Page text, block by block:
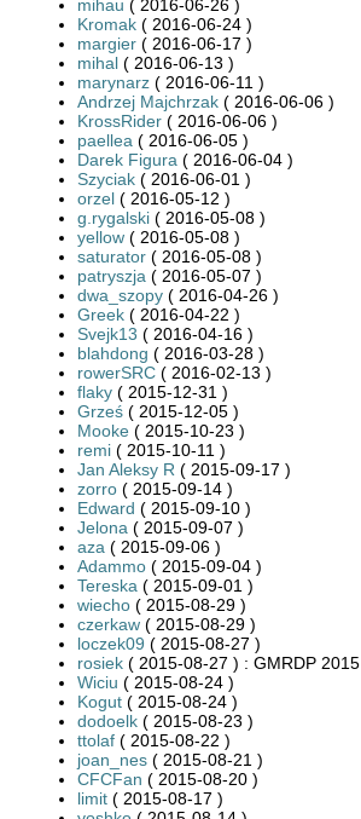
mihau ( 2016-06-26 )
Kromak ( 2016-06-24 )
margier ( 2016-06-17 )
mihal ( 2016-06-13 )
marynarz ( 2016-06-11 )
Andrzej Majchrzak ( 2016-06-06 )
KrossRider ( 2016-06-06 )
paellea ( 2016-06-05 )
Darek Figura ( 2016-06-04 )
Szyciak ( 2016-06-01 )
orzel ( 2016-05-12 )
g.rygalski ( 2016-05-08 )
yellow ( 2016-05-08 )
saturator ( 2016-05-08 )
patryszja ( 2016-05-07 )
dwa_szopy ( 2016-04-26 )
Greek ( 2016-04-22 )
Svejk13 ( 2016-04-16 )
blahdong ( 2016-03-28 )
rowerSRC ( 2016-02-13 )
flaky ( 2015-12-31 )
Grześ ( 2015-12-05 )
Mooke ( 2015-10-23 )
remi ( 2015-10-11 )
Jan Aleksy R ( 2015-09-17 )
zorro ( 2015-09-14 )
Edward ( 2015-09-10 )
Jelona ( 2015-09-07 )
aza ( 2015-09-06 )
Adammo ( 2015-09-04 )
Tereska ( 2015-09-01 )
wiecho ( 2015-08-29 )
czerkaw ( 2015-08-29 )
loczek09 ( 2015-08-27 )
rosiek ( 2015-08-27 ) : GMRDP 2015
Wiciu ( 2015-08-24 )
Kogut ( 2015-08-24 )
dodoelk ( 2015-08-23 )
ttolaf ( 2015-08-22 )
joan_nes ( 2015-08-21 )
CFCFan ( 2015-08-20 )
limit ( 2015-08-17 )